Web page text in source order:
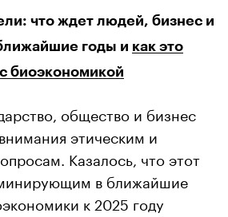
что ждет людей, бизнес и
годы и как это
биоэкономикой
общество и бизнес
этическим и
Казалось, что этот
в ближайшие
к 2025 году